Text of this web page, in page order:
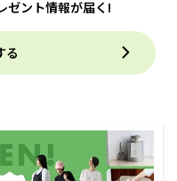
ゼント情報が届く!
る